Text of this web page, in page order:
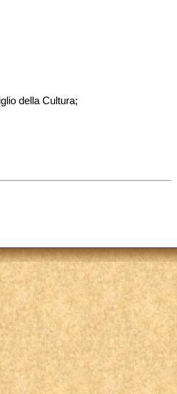
della Cultura;